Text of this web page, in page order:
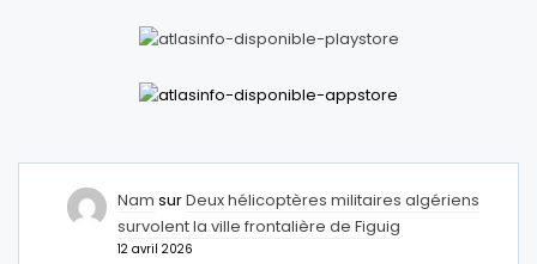
Nam surDeux hélicoptères militaires algériens
survolent la ville frontalière de Figuig
12 avril 2026